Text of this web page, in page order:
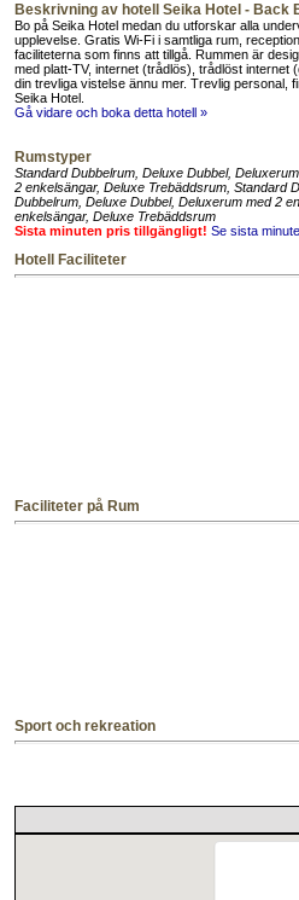
Beskrivning av hotell Seika Hotel - Back
Bo på Seika Hotel medan du utforskar alla
upplevelse. Gratis Wi-Fi i samtliga rum,
faciliteterna som finns att tillgå. Rummen är
med platt-TV, internet (trådlös), trådlöst internet
din trevliga vistelse ännu mer. Trevlig personal,
Seika Hotel.
Gå vidare och boka detta hotell »
Rumstyper
Standard Dubbelrum , Deluxe Dubbel,
2 enkelsängar, Deluxe Trebäddsrum , Standard
Dubbelrum , Deluxe Dubbel, Deluxerum med 2
enkelsängar, Deluxe Trebäddsrum
Sista minuten pris tillgängligt! Se sista
Hotell Faciliteter
Faciliteter på Rum
Sport och rekreation